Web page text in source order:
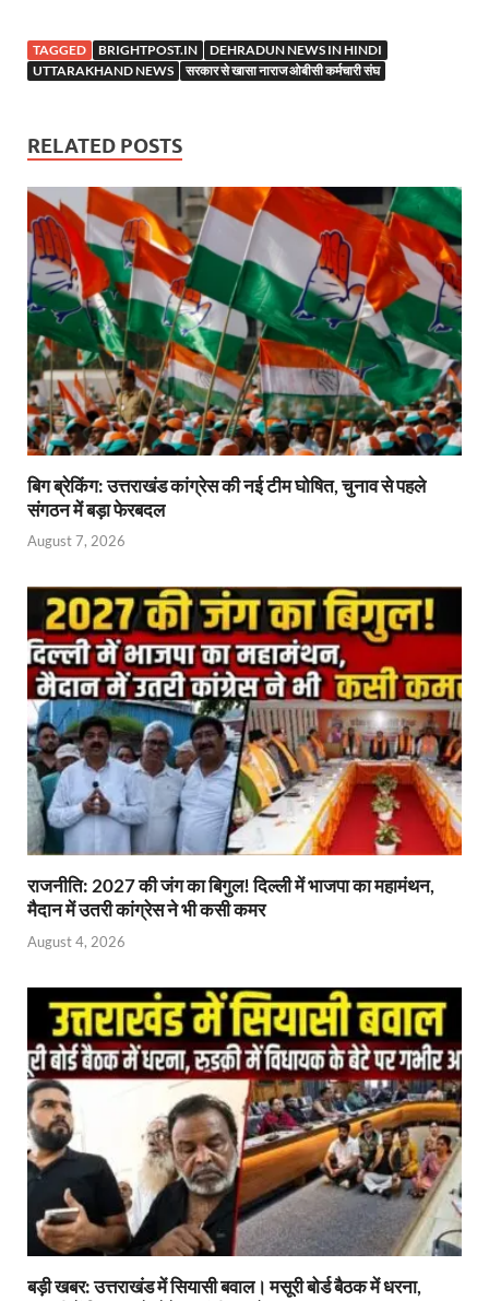
e
b
o
k
itt
er
er
es
at
s
p
k
e
e
gr
se
n
ar
e
TAGGED BRIGHTPOST.IN
DEHRADUN NEWS IN HINDI
UTTARAKHAND NEWS
सरकार से खासा नाराज ओबीसी कर्मचारी संघ
RELATED POSTS
बिग ब्रेकिंग: उत्तराखंड कांग्रेस की नई टीम घोषित, चुनाव से पहले
संगठन में बड़ा फेरबदल
August 7, 2026
राजनीति: 2027 की जंग का बिगुल! दिल्ली में भाजपा का महामंथन,
मैदान में उतरी कांग्रेस ने भी कसी कमर
August 4, 2026
बड़ी खबर: उत्तराखंड में सियासी बवाल। मसूरी बोर्ड बैठक में धरना,